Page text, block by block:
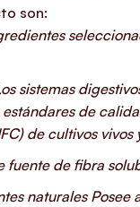
son:
sistemas
de
de cultivos
fuente de fibra
naturales Posee